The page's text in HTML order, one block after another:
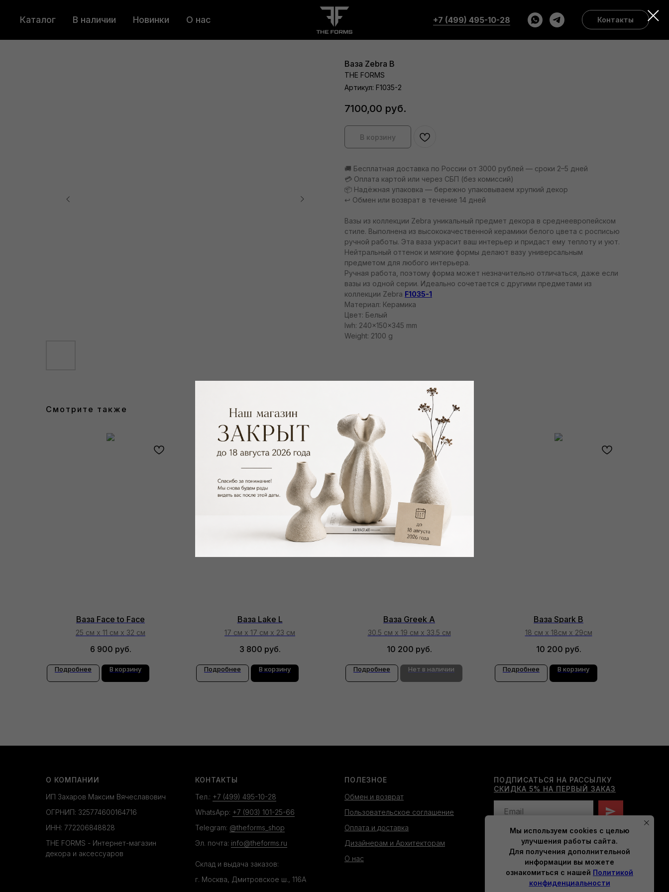
Каталог В наличии Новинки О нас +7 (499) 495-10-28 Контакты
Ваза Zebra B
THE FORMS
Артикул: F1035-2
7100,00 руб.
В корзину
🚚 Бесплатная доставка по России от 3000 рублей — сроки 2–5 дней
💳 Оплата картой или через СБП (без комиссий)
📦 Надёжная упаковка — бережно упаковываем хрупкий декор
↩️ Обмен или возврат в течение 14 дней
Вазы из коллекции Zebra уникальный предмет декора в среднеевропейском
стиле. Выполнена из высококачественной керамики белого цвета с росписью
ручной работы. Эта ваза украсит ваш интерьер и придаст ему теплоту и уют.
Нейтральный оттенок и мягкие формы делают вазу универсальным
предметом для любого интерьера.
Ручная работа, поэтому форма может незначительно отличаться, даже если
вазы из одной серии. Идеально сочетается с другими предметами из
коллекции Zebra F1035-1
Материал: Керамика
Цвет: Белый
lwh: 240x150x345 mm
Weight: 2100 g
Смотрите также
Ваза Face to Face
25 см х 11 см х 32 см
6 900 руб.
Подробнее В корзину
Ваза Lake L
17 см х 17 см х 23 см
3 800 руб.
Подробнее В корзину
Ваза Greek A
30.5 см х 19 см х 33.5 см
10 200 руб.
Подробнее Нет в наличии
Ваза Spark B
18 см х 18см х 29см
10 200 руб.
Подробнее В корзину
О КОМПАНИИ
ИП Захаров Максим Вячеславович
ОГРНИП: 325774600164716
ИНН: 772206848828
THE FORMS - Интернет-магазин
декора и аксессуаров
КОНТАКТЫ
Тел.: +7 (499) 495-10-28
WhatsApp: +7 (903) 101-25-66
Telegram: @theforms_shop
Эл. почта: info@theforms.ru
Склад и выдача заказов:
г. Москва, Дмитровское ш., 116А
ПОЛЕЗНОЕ
Обмен и возврат
Пользовательское соглашение
Оплата и доставка
Дизайнерам и Архитекторам
О нас
ПОДПИСАТЬСЯ НА РАССЫЛКУ
СКИДКА 5% НА ПЕРВЫЙ ЗАКАЗ
Нажимая на кнопку, вы даете согласие на
обработку персональных данных
и соглашаетесь c политикой
конфиденциальности.
Мы используем cookies с целью
улучшения работы сайта.
Для получения дополнительной
информации вы можете
ознакомиться с нашей Политикой
конфиденциальности